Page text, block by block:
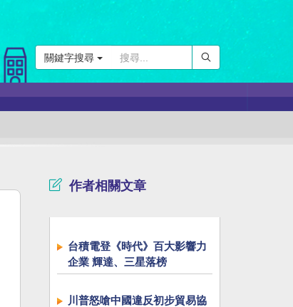
關鍵字搜尋
作者相關文章
台積電登《時代》百大影響力
企業 輝達、三星落榜
川普怒嗆中國違反初步貿易協